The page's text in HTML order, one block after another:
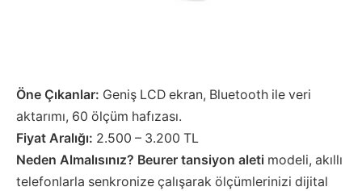
Öne Çıkanlar: Geniş LCD ekran, Bluetooth ile veri
aktarımı, 60 ölçüm hafızası.
Fiyat Aralığı: 2.500 – 3.200 TL
Neden Almalısınız? Beurer tansiyon aleti modeli, akıllı
telefonlarla senkronize çalışarak ölçümlerinizi dijital